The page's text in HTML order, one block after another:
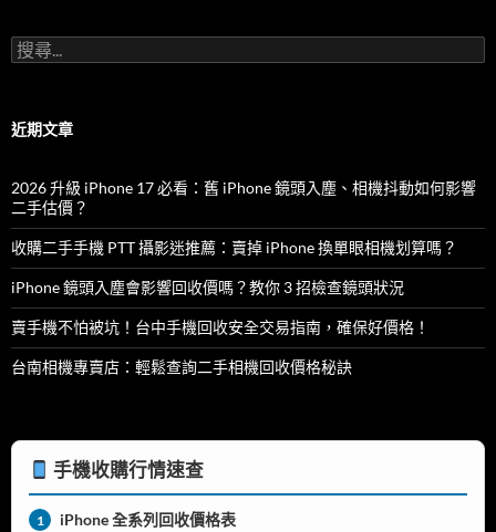
搜
尋
字:
近期文章
2026 升級 iPhone 17 必看：舊 iPhone 鏡頭入塵、相機抖動如何影響
二手估價？
收購二手手機 PTT 攝影迷推薦：賣掉 iPhone 換單眼相機划算嗎？
iPhone 鏡頭入塵會影響回收價嗎？教你 3 招檢查鏡頭狀況
賣手機不怕被坑！台中手機回收安全交易指南，確保好價格！
台南相機專賣店：輕鬆查詢二手相機回收價格秘訣
手機收購行情速查
1 iPhone 全系列回收價格表